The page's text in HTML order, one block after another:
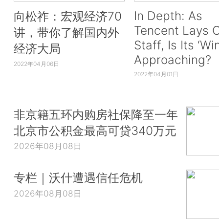
向松祚：宏观经济70
讲，带你了解国内外
经济大局
2022年04月06日
In Depth: As
Tencent Lays
Staff, Is Its
Approaching?
2022年04月01日
非京籍五环内购房社保降至一年
北京市公积金最高可贷340万元
2026年08月08日
专栏｜沃什遭遇信任危机
2026年08月08日